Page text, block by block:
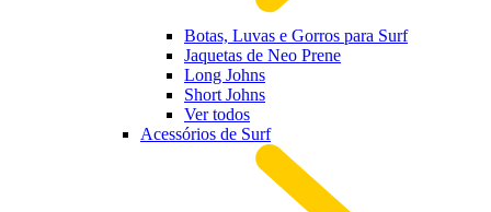
Botas, Luvas e Gorros para Surf
Jaquetas de Neo Prene
Long Johns
Short Johns
Ver todos
Acessórios de Surf